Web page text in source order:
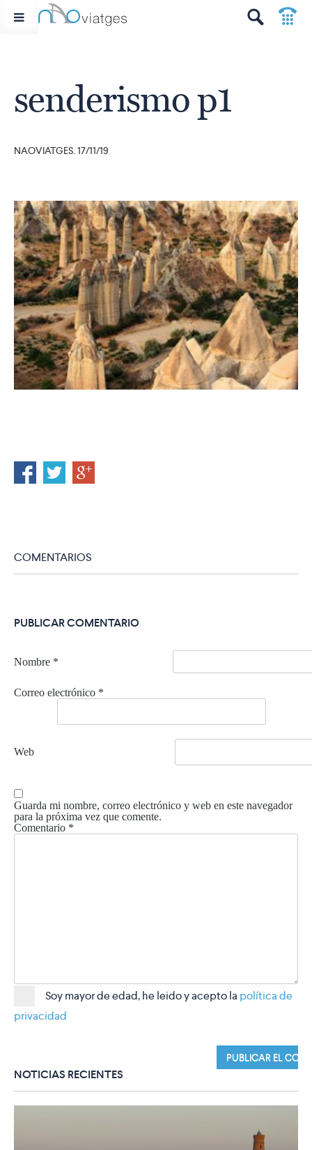
senderismo p1
NAOVIATGES. 17/11/19
COMENTARIOS
PUBLICAR COMENTARIO
Nombre *
Correo electrónico *
Web
Guarda mi nombre, correo electrónico y web en este navegador
para la próxima vez que comente.
Comentario *
Soy mayor de edad, he leido y acepto la política de
privacidad
NOTICIAS RECIENTES
t
p